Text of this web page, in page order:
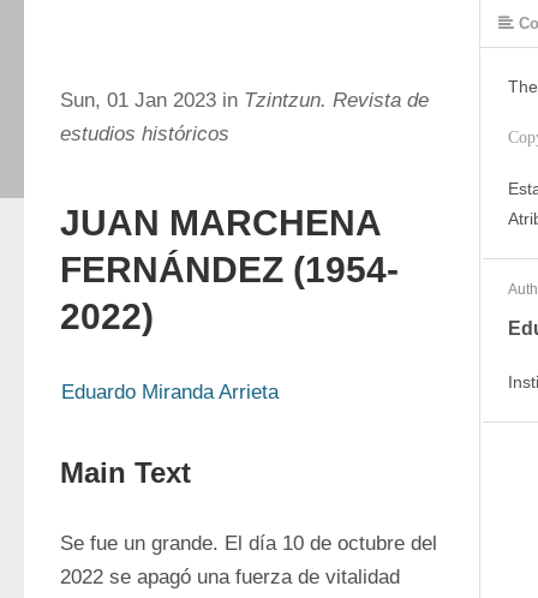
Sun, 01 Jan 2023 in Tzintzun. Revista de
estudios históricos
JUAN MARCHENA
FERNÁNDEZ (1954-
2022)
Eduardo Miranda Arrieta
Main Text
Se fue un grande. El día 10 de octubre del
2022 se apagó una fuerza de vitalidad